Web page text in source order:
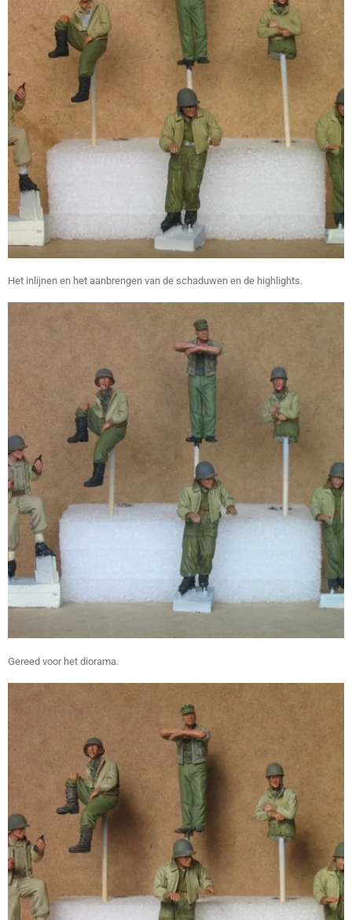
Het inlijnen en het aanbrengen van de schaduwen en de highlights.
Gereed voor het diorama.